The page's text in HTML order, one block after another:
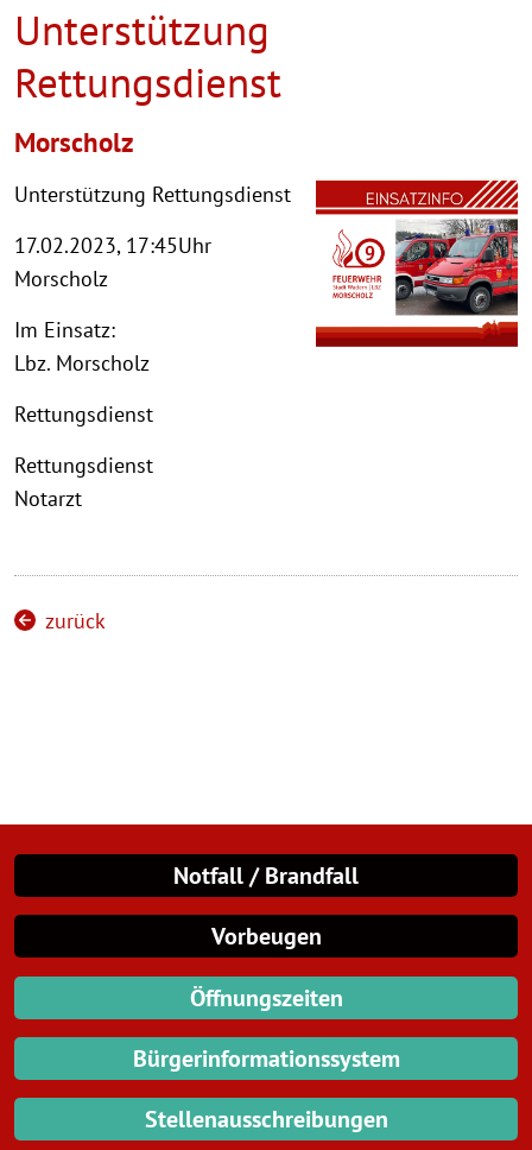
Unterstützung
Rettungsdienst
Morscholz
Unterstützung Rettungsdienst
17.02.2023, 17:45Uhr
Morscholz
Im Einsatz:
Lbz. Morscholz
Rettungsdienst
Rettungsdienst
Notarzt
zurück
Notfall / Brandfall
Vorbeugen
Öffnungszeiten
Bürgerinformationssystem
Stellenausschreibungen